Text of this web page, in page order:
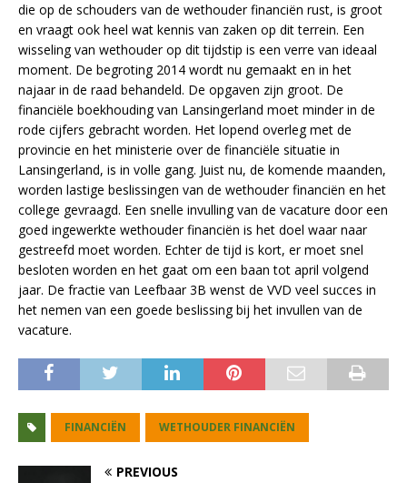
die op de schouders van de wethouder financiën rust, is groot
en vraagt ook heel wat kennis van zaken op dit terrein. Een
wisseling van wethouder op dit tijdstip is een verre van ideaal
moment. De begroting 2014 wordt nu gemaakt en in het
najaar in de raad behandeld. De opgaven zijn groot. De
financiële boekhouding van Lansingerland moet minder in de
rode cijfers gebracht worden. Het lopend overleg met de
provincie en het ministerie over de financiële situatie in
Lansingerland, is in volle gang. Juist nu, de komende maanden,
worden lastige beslissingen van de wethouder financiën en het
college gevraagd. Een snelle invulling van de vacature door een
goed ingewerkte wethouder financiën is het doel waar naar
gestreefd moet worden. Echter de tijd is kort, er moet snel
besloten worden en het gaat om een baan tot april volgend
jaar. De fractie van Leefbaar 3B wenst de VVD veel succes in
het nemen van een goede beslissing bij het invullen van de
vacature.
FINANCIËN WETHOUDER FINANCIËN
PREVIOUS